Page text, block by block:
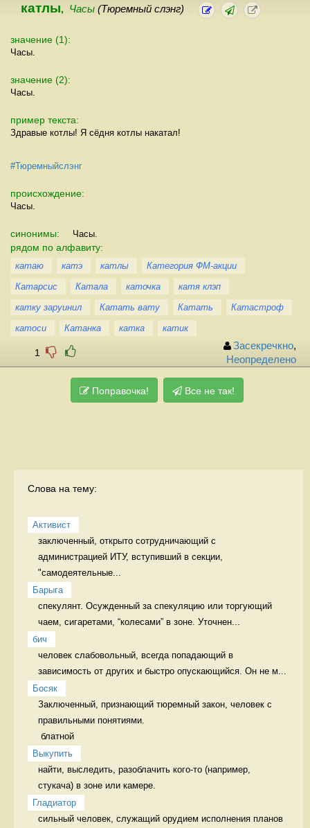
катлы, Часы (Тюремный слэнг)
значение (1):
Часы.
значение (2):
Часы.
пример текста:
Здравые котлы! Я сёдня котлы накатал!
#Тюремныйслэнг
происхождение:
Часы.
синонимы: Часы.
рядом по алфавиту:
катаю катэ катлы
Категория ФМ-акции
Катарсис
Катала каточка
катя клэп
катку заруинил
Катать вату Катать
Катастроф
катоси
Катанка катка катик
1
Засекречкно,
Неопределено
Поправочка! Все не так!
Слова на тему:
Активист
заключенный, открыто сотрудничающий с
администрацией ИТУ, вступивший в секции,
"самодеятельные...
Барыга
спекулянт. Осужденный за спекуляцию или торгующий
чаем, сигаретами, “колесами” в зоне. Уточнен...
бич
человек слабовольный, всегда попадающий в
зависимость от других и быстро опускающийся. Он не м...
Босяк
Заключенный, признающий тюремный закон, человек с
правильными понятиями.
блатной
Выкупить
найти, выследить, разоблачить кого-то (например,
стукача) в зоне или камере.
Гладиатор
сильный человек, служащий орудием исполнения планов